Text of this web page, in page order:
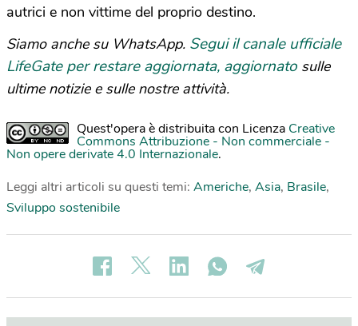
autrici e non vittime del proprio destino.
Siamo anche su WhatsApp. Segui il canale ufficiale
LifeGate per restare aggiornata, aggiornato sulle
ultime notizie e sulle nostre attività.
Quest'opera è distribuita con Licenza Creative
Commons Attribuzione - Non commerciale -
Non opere derivate 4.0 Internazionale.
Leggi altri articoli su questi temi: Americhe, Asia, Brasile,
Sviluppo sostenibile